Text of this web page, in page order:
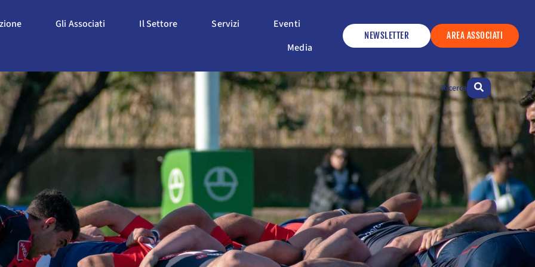
Apri L'Associazione
Gli Associati Apri Gli Associati
Il Settore Apri Il Settore
Servizi Apri ServiziEventi
Media Apri Media
NEWSLETTER AREA ASSOCIATI
Ricerca